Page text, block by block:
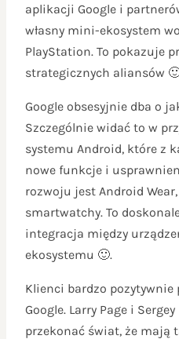
aplikacji Google i
własny mini-ekosystem
PlayStation. To pokazuje
strategicznych aliansów
Google obsesyjnie dba o
Szczególnie widać to w
systemu Android, które z
nowe funkcje i
rozwoju jest Android
smartwatchy. To
integracja między
ekosystemu 🙂.
Klienci bardzo
Google. Larry Page i
przekonać świat, że mają